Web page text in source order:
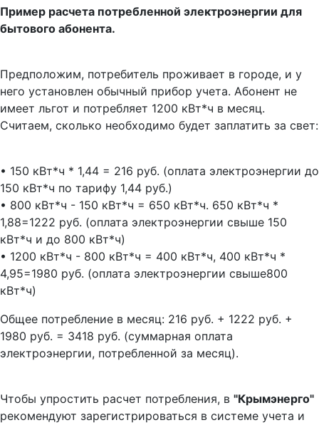
Пример расчета потребленной электроэнергии для
бытового абонента.
Предположим, потребитель проживает в городе, и у
него установлен обычный прибор учета. Абонент не
имеет льгот и потребляет 1200 кВт*ч в месяц.
Считаем, сколько необходимо будет заплатить за свет:
• 150 кВт*ч * 1,44 = 216 руб. (оплата электроэнергии до
150 кВт*ч по тарифу 1,44 руб.)
• 800 кВт*ч - 150 кВт*ч = 650 кВт*ч. 650 кВт*ч *
1,88=1222 руб. (оплата электроэнергии свыше 150
кВт*ч и до 800 кВт*ч)
• 1200 кВт*ч - 800 кВт*ч = 400 кВт*ч, 400 кВт*ч *
4,95=1980 руб. (оплата электроэнергии свыше800
кВт*ч)
Общее потребление в месяц: 216 руб. + 1222 руб. +
1980 руб. = 3418 руб. (суммарная оплата
электроэнергии, потребленной за месяц).
Чтобы упростить расчет потребления, в "Крымэнерго"
рекомендуют зарегистрироваться в системе учета и